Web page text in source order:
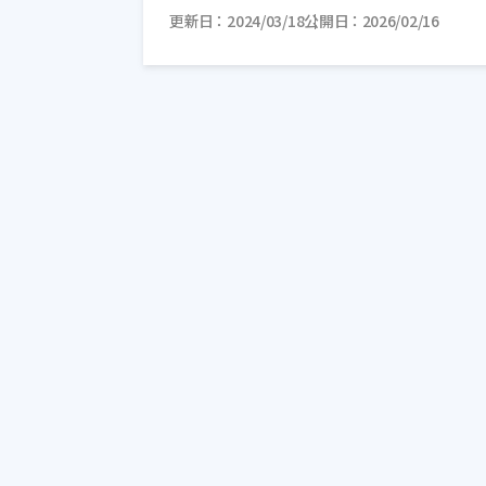
式会社オロ、クラウド型管理会計システムを
更新日 2024/03/18公開日 2026/02/16